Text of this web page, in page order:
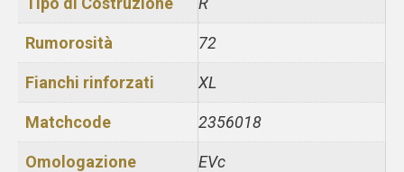
Rumorosità 72
Fianchi rinforzati XL
Matchcode 2356018
Omologazione EVc